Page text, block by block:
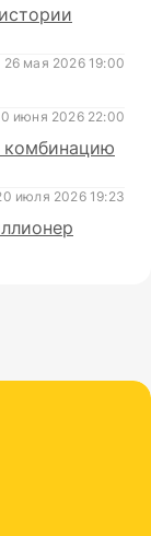
26 мая 2026 19:00
июня 2026 22:00
июля 2026 19:23